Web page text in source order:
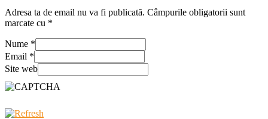
Adresa ta de email nu va fi publicată. Câmpurile obligatorii sunt
marcate cu *
Nume *
Email *
Site web